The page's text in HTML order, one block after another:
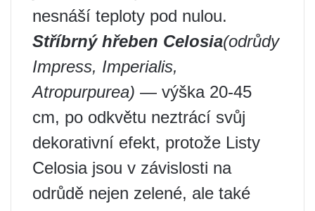
nesnáší teploty pod nulou.
Stříbrný hřeben Celosia(odrůdy
Impress, Imperialis,
Atropurpurea) — výška 20-45
cm, po odkvětu neztrácí svůj
dekorativní efekt, protože Listy
Celosia jsou v závislosti na
odrůdě nejen zelené, ale také